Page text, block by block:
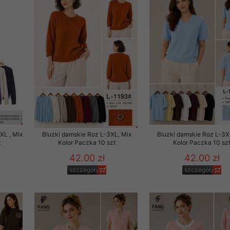
, Mix
Bluzki damskie Roz L-3XL, Mix
Kolor Paczka 10 szt
42.00 zł
szczegóły
Bluzki damskie Roz L-
Kolor Paczka 10
42.00 zł
szczegóły
29 sierpnia 1997 r. o
przechowujemy na
jedynie uprawnieni
swoich danych w celu
osobom trzecim,
na podstawie
na komputerze Klienta
naszej oferty do
internetowej
tych plików
na komputerze